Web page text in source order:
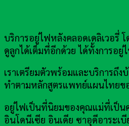
บริการอยู่ไฟหลังคลอดเดลิเวอรี่
ดูลูกได้เต็มที่อีกด้วย ได้ทั้งการอ
เราเตรียมตัวพร้อมและบริการ
ทำตามหลักสูตรแพทย์แผนไทย
อยู่ไฟเป็นที่นิยมของคุณแม่ที่เป็น
อินโดนีเซีย อินเดีย ซาอุดีอาระเ